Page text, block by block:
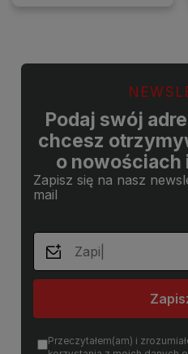
Podaj swój
chcesz
o nowościach
Zapisz się na nasz
mail
Przeczytałem(am) i